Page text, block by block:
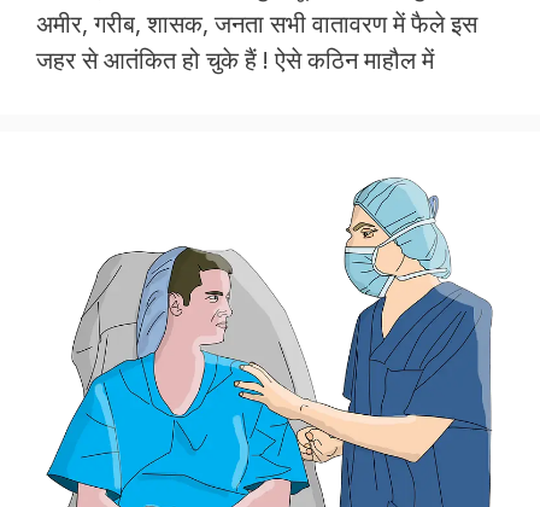
b
o
er s
A
l e
अमीर, गरीब, शासक, जनता सभी वातावरण में फैले इस
जहर से आतंकित हो चुके हैं ! ऐसे कठिन माहौल में